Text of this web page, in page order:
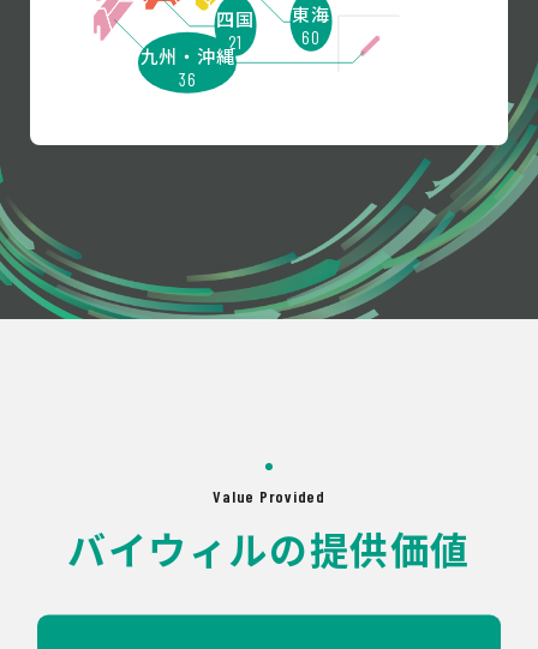
東海
60
四国
21
九州・沖縄
36
Value Provided
バイウィルの提供価値